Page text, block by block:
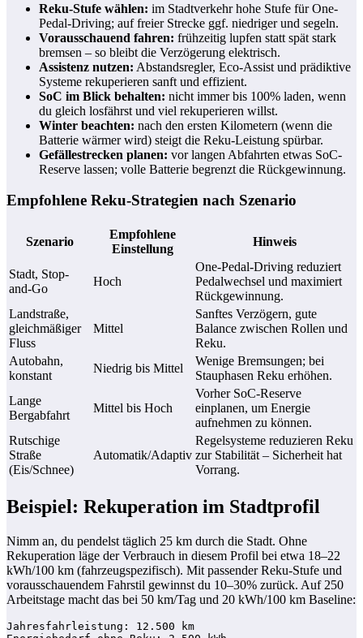
Reku-Stufe wählen: im Stadtverkehr hohe Stufe für One-
Pedal-Driving; auf freier Strecke ggf. niedriger und segeln.
Vorausschauend fahren: frühzeitig lupfen statt spät stark
bremsen – so bleibt die Verzögerung elektrisch.
Assistenz nutzen: Abstandsregler, Eco-Assist und prädiktive
Systeme rekuperieren sanft und effizient.
SoC im Blick behalten: nicht immer bis 100% laden, wenn
du gleich losfährst und viel rekuperieren willst.
Winter beachten: nach den ersten Kilometern (wenn die
Batterie wärmer wird) steigt die Reku-Leistung spürbar.
Gefällestrecken planen: vor langen Abfahrten etwas SoC-
Reserve lassen; volle Batterie begrenzt die Rückgewinnung.
Empfohlene Reku-Strategien nach Szenario
Szenario
Empfohlene
Einstellung
Hinweis
Stadt, Stop-
and-Go
Hoch
One-Pedal-Driving reduziert
Pedalwechsel und maximiert
Rückgewinnung.
Landstraße,
gleichmäßiger
Fluss
Mittel
Sanftes Verzögern, gute
Balance zwischen Rollen und
Reku.
Autobahn,
konstant
Niedrig bis Mittel
Wenige Bremsungen; bei
Stauphasen Reku erhöhen.
Lange
Bergabfahrt
Mittel bis Hoch
Vorher SoC-Reserve
einplanen, um Energie
aufnehmen zu können.
Rutschige
Straße
(Eis/Schnee)
Automatik/Adaptiv
Regelsysteme reduzieren Reku
zur Stabilität – Sicherheit hat
Vorrang.
Beispiel: Rekuperation im Stadtprofil
Nimm an, du pendelst täglich 25 km durch die Stadt. Ohne
Rekuperation läge der Verbrauch in diesem Profil bei etwa 18–22
kWh/100 km (fahrzeugspezifisch). Mit passender Reku-Stufe und
vorausschauendem Fahrstil gewinnst du 10–30% zurück. Auf 250
Arbeitstage macht das bei 50 km/Tag und 20 kWh/100 km Baseline:
Jahresfahrleistung: 12.500 km